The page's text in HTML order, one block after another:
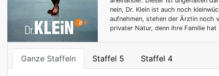
nein, Dr. Klein ist auch noch
aufnehmen, stehen der Ärztin noch
privater Natur, denn ihre Familie
Ganze Staffeln Staffel 5 Staffel 4